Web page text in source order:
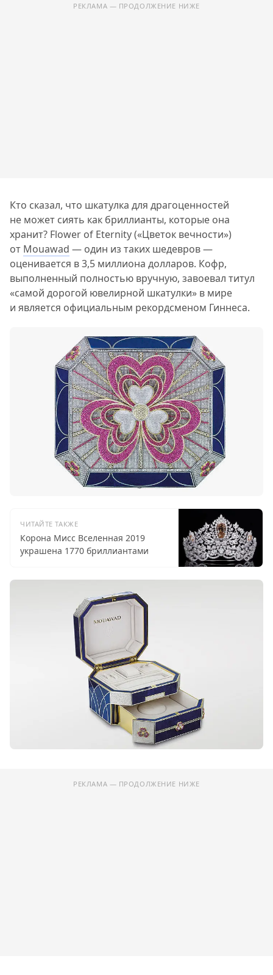
РЕКЛАМА — ПРОДОЛЖЕНИЕ НИЖЕ
Кто сказал, что шкатулка для драгоценностей
не может сиять как бриллианты, которые она
хранит? Flower of Eternity («Цветок вечности»)
от Mouawad — один из таких шедевров —
оценивается в 3,5 миллиона долларов. Кофр,
выполненный полностью вручную, завоевал титул
«самой дорогой ювелирной шкатулки» в мире
и является официальным рекордсменом Гиннеса.
ЧИТАЙТЕ ТАКЖЕ
Корона Мисс Вселенная 2019
украшена 1770 бриллиантами
РЕКЛАМА — ПРОДОЛЖЕНИЕ НИЖЕ